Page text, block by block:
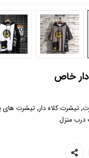
خاص
, تیشرت کلاه دار, تیشرت های
درب منزل